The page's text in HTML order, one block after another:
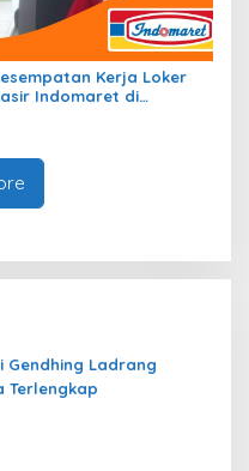
Kerja Loker
Indomaret di
Gendhing Ladrang
Terlengkap